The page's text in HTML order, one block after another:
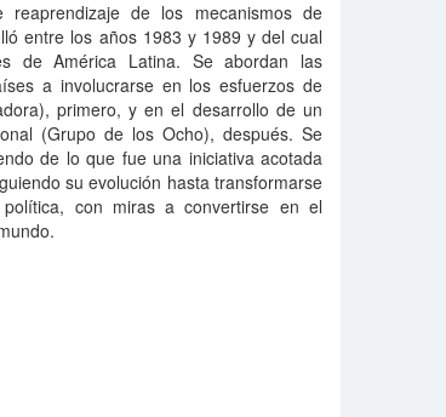
de los mecanismos de
entre los años 1983 y 1989 y del cual
de América Latina. Se abordan las
a involucrarse en los esfuerzos de
primero, y en el desarrollo de un
(Grupo de los Ocho), después. Se
de lo que fue una iniciativa acotada
su evolución hasta transformarse
con miras a convertirse en el